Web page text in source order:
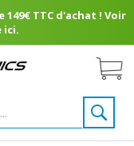
TTC d'achat ! Voir
ici.